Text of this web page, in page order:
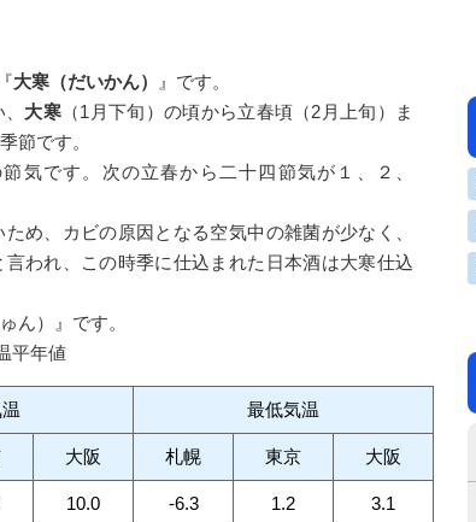
大寒（だいかん）
』です。
大寒 （1月下旬）の頃から立春頃（2月上旬）ま
節です。
気です。次の立春から二十四節気が１、２、
め、カビの原因となる空気中の雑菌が少なく、
われ、この時季に仕込まれた日本酒は大寒仕込
ん）』です。
平年値
最低気温
大阪 札幌 東京 大阪
10.0 -6.3 1.2 3.1